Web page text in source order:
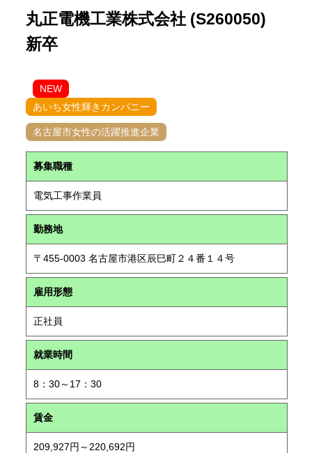
丸正電機工業株式会社 (S260050)
新卒
NEW
あいち女性輝きカンパニー
名古屋市女性の活躍推進企業
募集職種
電気工事作業員
勤務地
〒455-0003 名古屋市港区辰巳町２４番１４号
雇用形態
正社員
就業時間
8：30～17：30
賃金
209,927円～220,692円